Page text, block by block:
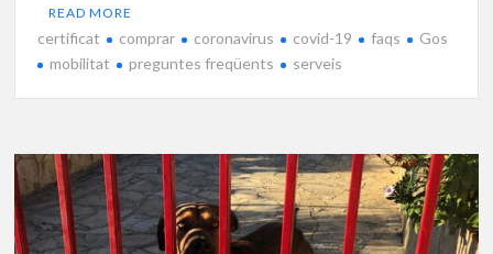
READ MORE
certificat comprar coronavirus covid-19 faqs
Gos
mobilitat
preguntes freqüents serveis